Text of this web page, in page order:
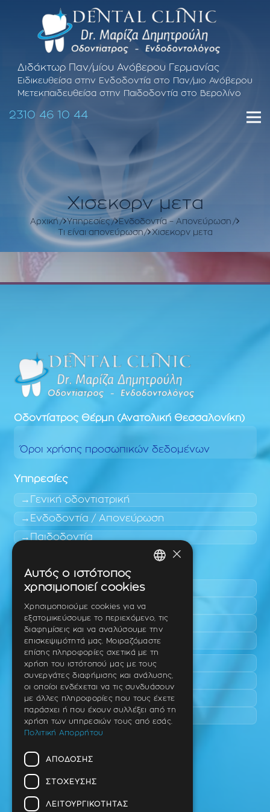
Διδάκτωρ Παν/μίου Ανόβερου Γερμανίας
Ειδικευθείσα στην Ενδοδοντία στο Παν/μιο Ανόβερου
Μετεκπαιδευθείσα στην Παιδοδοντία στο Βερολίνο
2310 46 10 44
Χισεκορν μετα
Αρχική Υπηρεσίες
Ενδοδοντία – Απονεύρωση
Τι είναι απονεύρωση
Χισεκορν μετα
Οδοντίατρος Θέρμη (Ανατολική Θεσσαλονίκη)
Όροι χρήσης προσωπικών δεδομένων
Υπηρεσίες
Γενική οδοντιατρική
Ενδοδοντία / Απονεύρωση
Παιδοδοντία
Πυλαία
Τριάδι
Νέο Ρύσιο
Επανομή
Περαία
Καλαμαριά
Πανόραμα
Χαριλάου
Ταβάκη – Θ. Λίτσα 10 (γωνία),
Θέρμη – Θεσσαλονίκη
T.K 57001
×
Αυτός ο ιστότοπος
χρησιμοποιεί cookies
Χρησιμοποιούμε cookies για να
εξατομικεύσουμε το περιεχόμενο, τις
διαφημίσεις και να αναλύσουμε την
επισκεψιμότητά μας. Μοιραζόμαστε
επίσης πληροφορίες σχετικά με τη
χρήση του ιστότοπού μας με τους
συνεργάτες διαφήμισης και ανάλυσης,
οι οποίοι ενδέχεται να τις συνδυάσουν
με άλλες πληροφορίες που τους έχετε
παράσχει ή που έχουν συλλέξει από τη
χρήση των υπηρεσιών τους από εσάς.
Πολιτική Απορρήτου
ΑΠΌΔΟΣΗΣ
ΣΤΌΧΕΥΣΗΣ
ΛΕΙΤΟΥΡΓΙΚΌΤΗΤΑΣ